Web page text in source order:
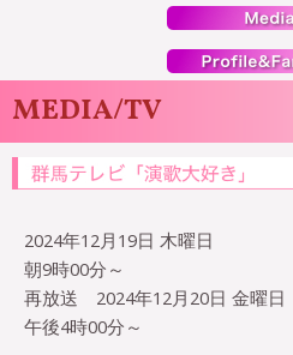
MEDIA/TV
2024年12月19日 木曜日
朝9時00分～
再放送 2024年12月20日 金曜日
午後4時00分～